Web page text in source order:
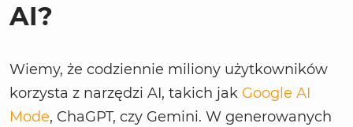
AI?
Wiemy, że codziennie miliony użytkowników
korzysta z narzędzi AI, takich jak Google AI
Mode, ChaGPT, czy Gemini. W generowanych